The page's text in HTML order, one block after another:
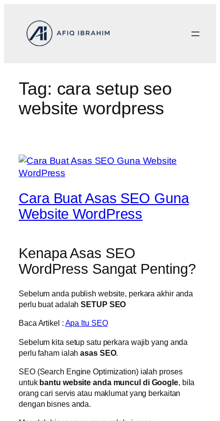
content
Tag: cara setup seo
website wordpress
Cara Buat Asas SEO Guna
Website WordPress
Kenapa Asas SEO
WordPress Sangat Penting?
Sebelum anda publish website, perkara akhir anda
perlu buat adalahSETUP SEO
Baca Artikel : Apa Itu SEO
Sebelum kita setup satu perkara wajib yang anda
perlu faham ialahasas SEO.
SEO (Search Engine Optimization) ialah proses
untuk bantu website anda muncul di Google, bila
orang cari servis atau maklumat yang berkaitan
dengan bisnes anda.